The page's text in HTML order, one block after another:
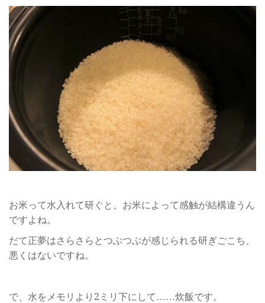
お米って水入れて研ぐと、お米によって感触が結構違うん
ですよね。
だて正夢はさらさらとつぶつぶが感じられる研ぎごこち、
悪くはないですね。
で、水をメモリより2ミリ下にして……炊飯です。